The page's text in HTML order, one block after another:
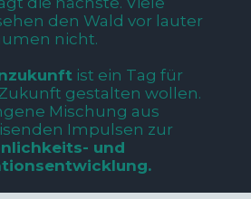
den Wald vor lauter
nicht.
ist ein Tag für
gestalten wollen.
Mischung aus
Impulsen zur
und